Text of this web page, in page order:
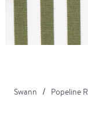
Swann Popeline